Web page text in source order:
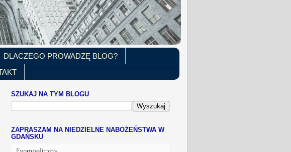
DLACZEGO PROWADZĘ BLOG?
SZUKAJ NA TYM BLOGU
ZAPRASZAM NA NIEDZIELNE NABOŻEŃSTWA W
GDAŃSKU